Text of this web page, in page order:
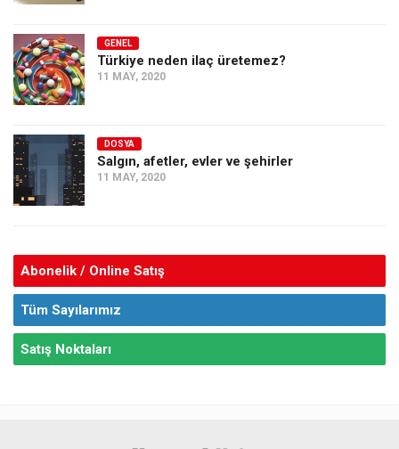
GENEL
Türkiye neden ilaç üretemez?
11 MAY, 2020
DOSYA
Salgın, afetler, evler ve şehirler
11 MAY, 2020
Abonelik / Online Satış
Tüm Sayılarımız
Satış Noktaları